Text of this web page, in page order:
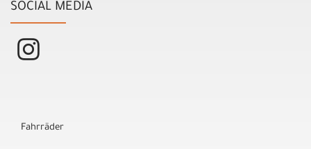
SOCIAL MEDIA
Fahrräder